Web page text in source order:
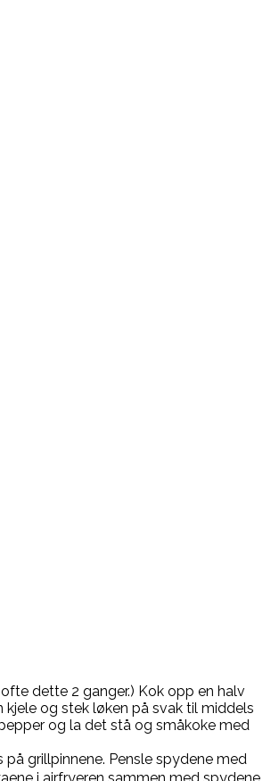
dette 2 ganger.) Kok opp en halv
og stek løken på svak til middels
og la det stå og småkoke med
grillpinnene. Pensle spydene med